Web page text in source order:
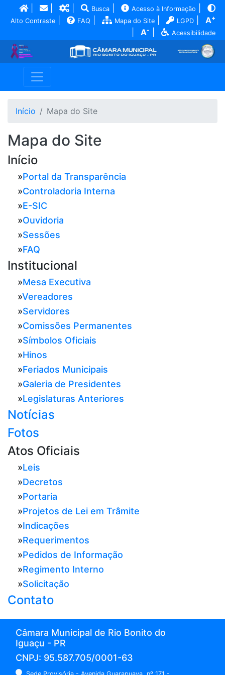
| Busca Acesso à Informação
Alto Contraste FAQ Mapa do Site LGPD A+
A- Acessibilidade
Início Mapa do Site
Mapa do Site
Início
»Portal da Transparência
»Controladoria Interna
»E-SIC
»Ouvidoria
»Sessões
»FAQ
Institucional
»Mesa Executiva
»Vereadores
»Servidores
»Comissões Permanentes
»Símbolos Oficiais
»Hinos
»Feriados Municipais
»Galeria de Presidentes
»Legislaturas Anteriores
Notícias
Fotos
Atos Oficiais
»Leis
»Decretos
»Portaria
»Projetos de Lei em Trâmite
»Indicações
»Requerimentos
»Pedidos de Informação
»Regimento Interno
»Solicitação
Contato
Câmara Municipal de Rio Bonito do
Iguaçu - PR
CNPJ: 95.587.705/0001-63